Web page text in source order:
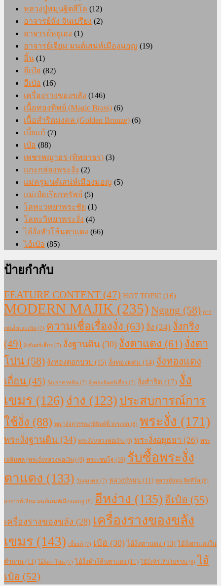
หลวงปู่หมุนฐิตสีโล (12)
อาจารย์ถัง จันเปรียง (2)
อาจารย์หยูเฮง (1)
อาจารย์เจียม มนต์เสน่ห์เมืองมอญ (19)
อิ้น (1)
อีเป๋อ (82)
อีเป๋อ (16)
เครื่องรางของขลัง (146)
เนื้อทองทิพย์ (Magic Brass) (6)
เนื้อสำริดมงคล (Golden Bronze) (6)
เบี้ยแก้ (7)
เป๋อ (88)
เพชรพญาธร (ทิพยาธร) (3)
แกะกล่องพระงั่ง (2)
แม่ครูมนต์เสน่ห์เมืองมอญ (5)
แม่เป๋อเรียกทรัพย์ (5)
โลหะวทยาพระชัย (1)
โลหะวิทยาพระงั่ง (4)
ไอ้งั่งหัวโล้นตาแดง (66)
ไอ้เป๋อ (85)
ป้ายกำกับ
FEATURE CONTENT (47) HOT TOPIC (16)
MODERN MAJIK (235) Ngang (58) การ
เซ่นงั่งและเป๋อ (7) ความเชื่อเรื่องงั่ง (63) งั่ง (24) งั่งกริ่ง
(49) งั่งจันทร์เสี้ยว (7) งั่งฐานดิน (30) งั่งตาแดง (61) งั่งตา
โปน (58) งั่งทองดอกบวบ (15) งั่งทองผสม (14) งั่งทองแดง
เถื่อน (45) งั่งปราสาทหิน (7) งั่งพระจันทร์เสี้ยว (7) งั่งสำริด (17) งั่ง
เขมร (126) ง่าง (123) ประสบการณ์การ
ใช้งั่ง (88) พญางั่งสุวรรณภูมิพิมพ์นิ้วกระดก (8) พระงั่ง (171)
พระงั่งฐานดิน (34) พระงั่งหลวงพ่อเงิน (9) พระงั่งอยุธยา (26) พระ
เฉลิมพล (พระงั่งหลวงพ่อเงิน) (9) พระเชษโฐ (10) รับซื้อพระงั่ง
ตาแดง (133) วัตถุมงคล (7) หลวงปู่หมุน (11) หลวงปู่หมุน ฐิตสีโล (8)
อาจารย์เจียม มนต์เสน่ห์เมืองมอญ (8) อีหง่าง (135) อีเป๋อ (55)
เครื่องรางของขลัง (28) เครื่องรางของขลัง
เขมร (143) เบี้ยแก้ (7) เป๋อ (30) ไอ้งั่งตาแดง (13) ไอ้งั่งตาแดงใน
ตำนาน (11) ไอ้งั่งตาโปน (7) ไอ้งั่งหัวโล้นตาแดง (11) ไอ้งั่งหัวโล้นโบราณ (8) ไอ้
เป๋อ (52)